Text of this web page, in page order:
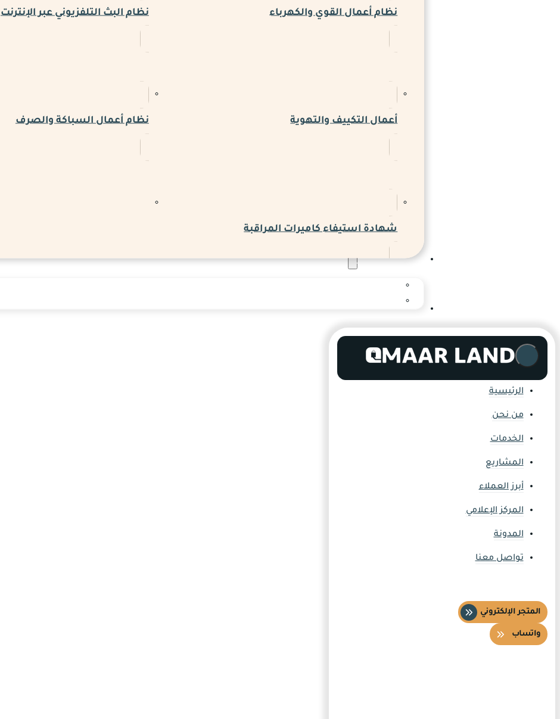
نظام أعمال القوي والكهرباء نظام البث التلفزيوني عبر الإنترنت
أعمال التكييف والتهوية نظام أعمال السباكة والصرف
شهادة استيفاء كاميرات المراقبة
المدونة والاخبار
الرئيسية
من نحن
الخدمات
المشاريع
أبرز العملاء
المركز الإعلامي
المدونة
تواصل معنا
المتجر الإلكتروني
واتساب